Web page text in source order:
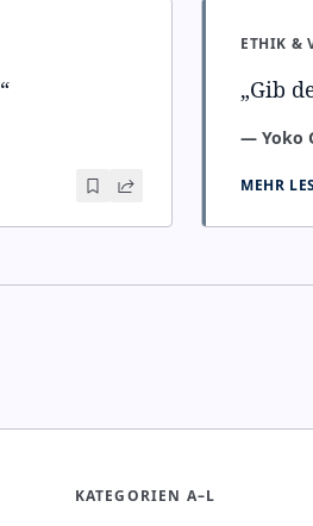
“
ETHIK &
„Gib
— Yoko
MEHR
KATEGORIEN A–L